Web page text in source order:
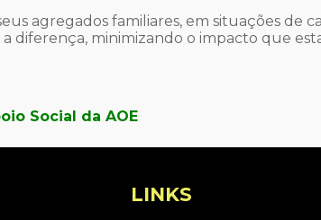
agregados familiares, em situações
diferença, minimizando o impacto que
Social da AOE
LINKS